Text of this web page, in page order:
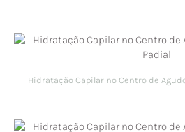
Hidratação Capilar no Centro de